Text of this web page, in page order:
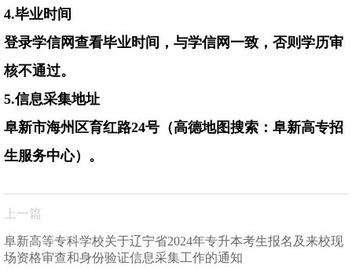
4.毕业时间
登录学信网查看毕业时间，与学信网一致，否则学历审
核不通过。
5.信息采集地址
阜新市海州区育红路24号（高德地图搜索：阜新高专招
生服务中心）。
上一篇
阜新高等专科学校关于辽宁省2024年专升本考生报名及来校现
场资格审查和身份验证信息采集工作的通知